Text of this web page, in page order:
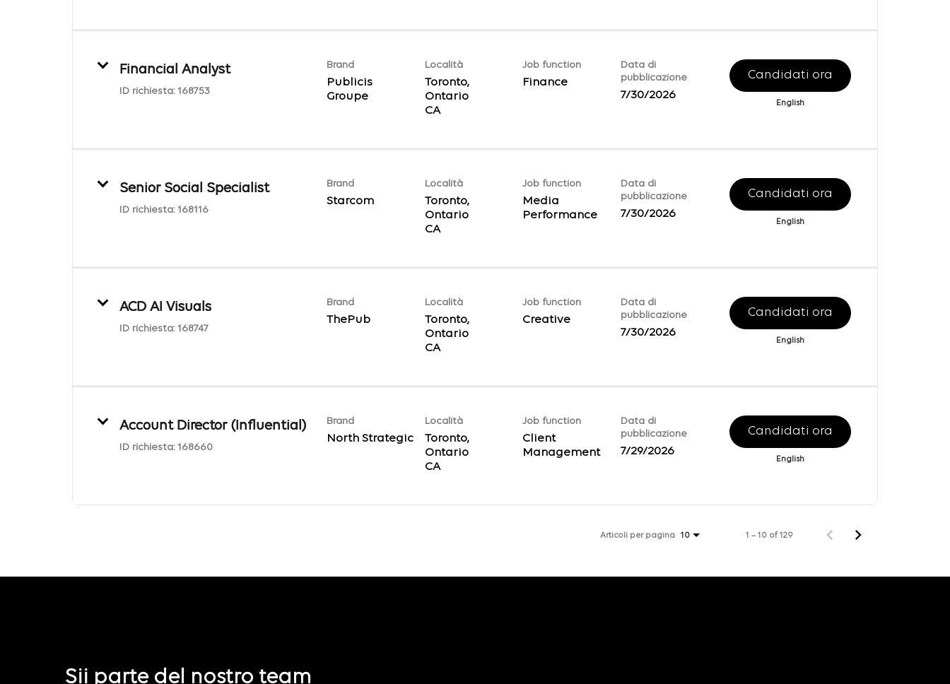
Financial Analyst
ID richiesta: 168753
Brand
Publicis
Groupe
Località
Toronto,
Ontario
CA
Job function
Finance
Data di
pubblicazione
7/30/2026
Candidati ora
English
Senior Social Specialist
ID richiesta: 168116
Brand
Starcom
Località
Toronto,
Ontario
CA
Job function
Media
Performance
Data di
pubblicazione
7/30/2026
Candidati ora
English
ACD AI Visuals
ID richiesta: 168747
Brand
ThePub
Località
Toronto,
Ontario
CA
Job function
Creative
Data di
pubblicazione
7/30/2026
Candidati ora
English
Account Director (Influential)
ID richiesta: 168660
Brand
North Strategic
Località
Toronto,
Ontario
CA
Job function
Client
Management
Data di
pubblicazione
7/29/2026
Candidati ora
English
Articoli per pagina 10 1 – 10 of 129
Sii parte del nostro team